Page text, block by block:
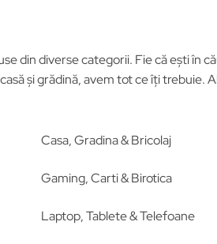
din diverse categorii. Fie că ești în
și grădină, avem tot ce îți
Casa, Gradina & Bricolaj
Gaming, Carti & Birotica
Laptop, Tablete & Telefoane